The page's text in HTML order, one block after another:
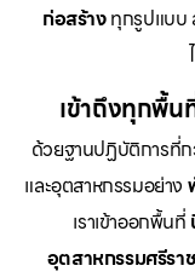
ก่อสร้างทุกรูปแบบ
เข้าถึงทุกพื้น
ด้วยฐานปฏิบัติการที่ก
และอุตสาหกรรมอย่าง
เราเข้าออกพื้นที่
อุตสาหกรรมศรีรา